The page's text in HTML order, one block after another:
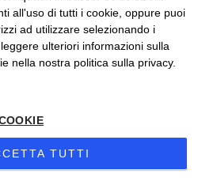
Privacy|Note Legali|Sitemap
Act Policy
PORTUGUESE
SPANISH
all'uso di tutti i cookie, oppure puoi
ad utilizzare selezionando i
ulteriori informazioni sulla
nella nostra politica sulla privacy.
TUTTI